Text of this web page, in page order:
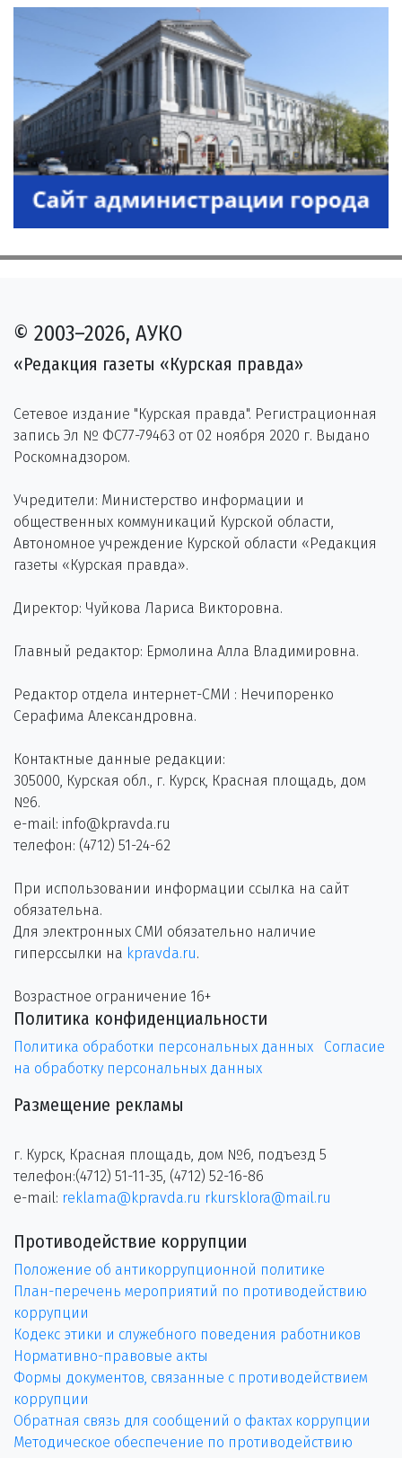
© 2003–2026, АУКО
«Редакция газеты «Курская правда»
Сетевое издание "Курская правда". Регистрационная
запись Эл № ФС77-79463 от 02 ноября 2020 г. Выдано
Роскомнадзором.
Учредители: Министерство информации и
общественных коммуникаций Курской области,
Автономное учреждение Курской области «Редакция
газеты «Курская правда».
Директор: Чуйкова Лариса Викторовна.
Главный редактор: Ермолина Алла Владимировна.
Редактор отдела интернет-СМИ : Нечипоренко
Серафима Александровна.
Контактные данные редакции:
305000, Курская обл., г. Курск, Красная площадь, дом
№6.
e-mail: info@kpravda.ru
телефон: (4712) 51-24-62
При использовании информации ссылка на сайт
обязательна.
Для электронных СМИ обязательно наличие
гиперссылки на kpravda.ru.
Возрастное ограничение 16+
Политика конфиденциальности
Политика обработки персональных данных
Согласие
на обработку персональных данных
Размещение рекламы
г. Курск, Красная площадь, дом №6, подъезд 5
телефон:(4712) 51-11-35, (4712) 52-16-86
e-mail: reklama@kpravda.ru rkursklora@mail.ru
Противодействие коррупции
Положение об антикоррупционной политике
План-перечень мероприятий по противодействию
коррупции
Кодекс этики и служебного поведения работников
Нормативно-правовые акты
Формы документов, связанные с противодействием
коррупции
Обратная связь для сообщений о фактах коррупции
Методическое обеспечение по противодействию